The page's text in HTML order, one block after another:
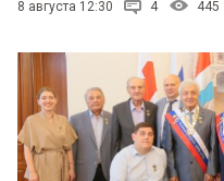
8 августа 12:30 4 445